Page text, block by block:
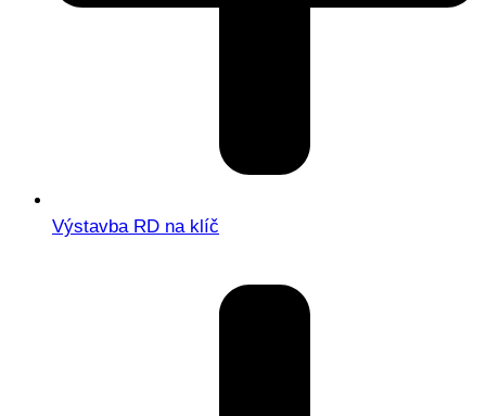
Výstavba RD na klíč